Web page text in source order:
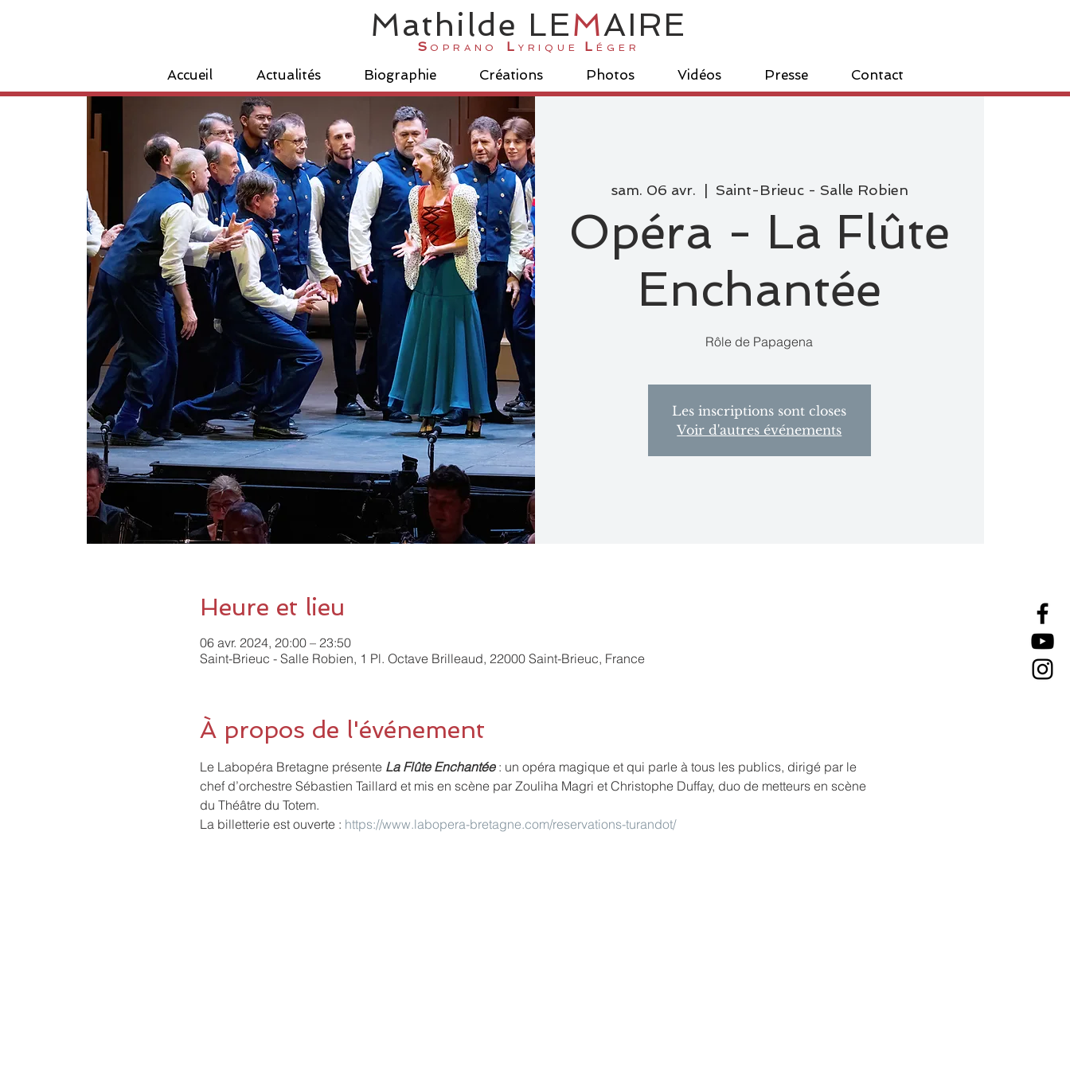
Mathilde LEMAIRE
S OPRANO L YRIQUE LÉGER
Accueil Actualités Biographie Créations Photos Vidéos Presse Contact
sam. 06 avr. Saint-Brieuc - Salle Robien
Opéra - La Flûte
Enchantée
Rôle de Papagena
Les inscriptions sont closes
Voir d'autres événements
Heure et lieu
06 avr. 2024, 20:00 – 23:50
Saint-Brieuc - Salle Robien, 1 Pl. Octave Brilleaud, 22000 Saint-Brieuc, France
À propos de l'événement
Le Labopéra Bretagne présente La Flûte Enchantée : un opéra magique et qui parle à tous les publics, dirigé par le
chef d’orchestre Sébastien Taillard et mis en scène par Zouliha Magri et Christophe Duffay, duo de metteurs en scène
du Théâtre du Totem.
La billetterie est ouverte : https://www.labopera-bretagne.com/reservations-turandot/